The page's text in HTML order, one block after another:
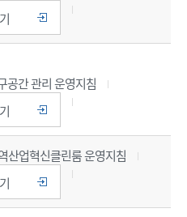
공간 관리 운영지침
산업혁신클린룸 운영지침